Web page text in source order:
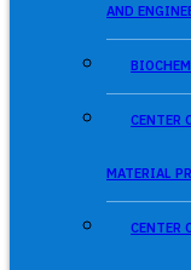
AND
CENTER
MATERIAL
CENTER